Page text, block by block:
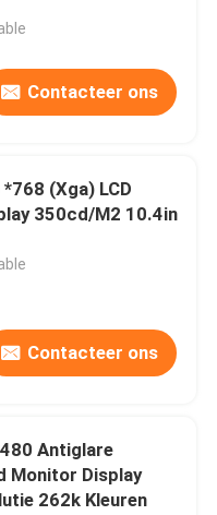
Contacteer ons
(Xga) LCD
350cd/M2 10.4in
Contacteer ons
Antiglare
Monitor Display
262k Kleuren